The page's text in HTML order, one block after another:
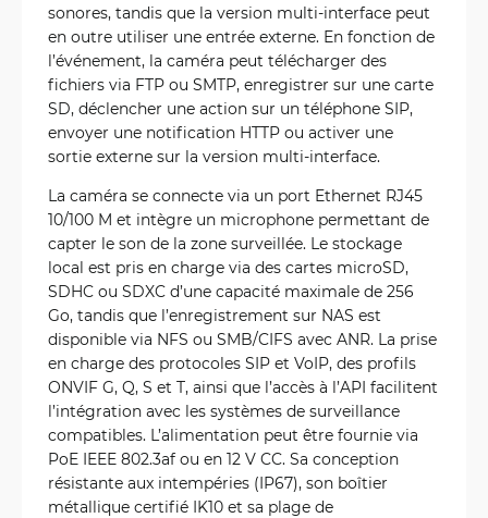
sonores, tandis que la version multi-interface peut
en outre utiliser une entrée externe. En fonction de
l’événement, la caméra peut télécharger des
fichiers via FTP ou SMTP, enregistrer sur une carte
SD, déclencher une action sur un téléphone SIP,
envoyer une notification HTTP ou activer une
sortie externe sur la version multi-interface.
La caméra se connecte via un port Ethernet RJ45
10/100 M et intègre un microphone permettant de
capter le son de la zone surveillée. Le stockage
local est pris en charge via des cartes microSD,
SDHC ou SDXC d’une capacité maximale de 256
Go, tandis que l’enregistrement sur NAS est
disponible via NFS ou SMB/CIFS avec ANR. La prise
en charge des protocoles SIP et VoIP, des profils
ONVIF G, Q, S et T, ainsi que l’accès à l’API facilitent
l’intégration avec les systèmes de surveillance
compatibles. L’alimentation peut être fournie via
PoE IEEE 802.3af ou en 12 V CC. Sa conception
résistante aux intempéries (IP67), son boîtier
métallique certifié IK10 et sa plage de